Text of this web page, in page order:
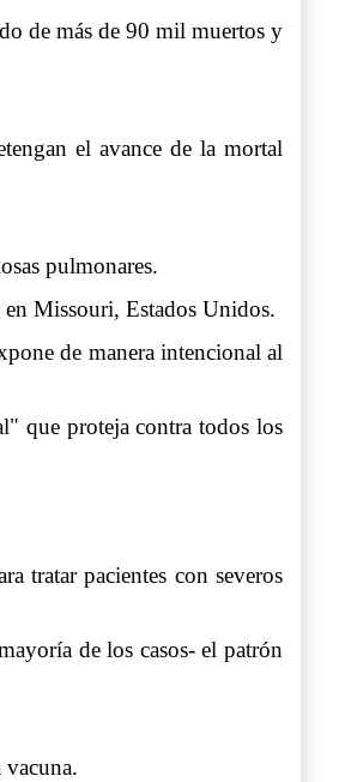
de más de 90 mil muertos y
el avance de la mortal
pulmonares.
Missouri, Estados Unidos.
de manera intencional al
que proteja contra todos los
tratar pacientes con severos
de los casos- el patrón